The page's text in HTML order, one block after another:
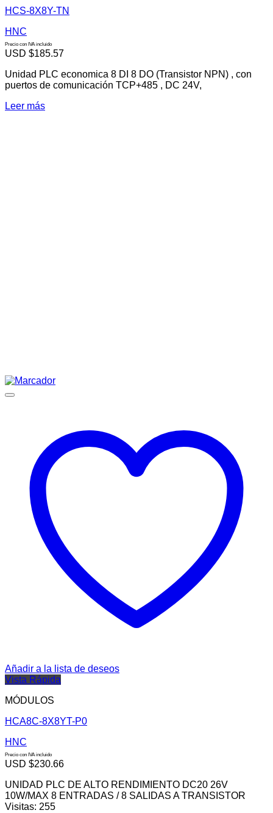
HCS-8X8Y-TN
HNC
Precio con IVA incluido
USD $185.57
Unidad PLC economica 8 DI 8 DO (Transistor NPN) , con
puertos de comunicación TCP+485 , DC 24V,
Leer más
Añadir a la lista de deseos
Vista Rápida
MÓDULOS
HCA8C-8X8YT-P0
HNC
Precio con IVA incluido
USD $230.66
UNIDAD PLC DE ALTO RENDIMIENTO DC20 26V
10W/MAX 8 ENTRADAS / 8 SALIDAS A TRANSISTOR
Visitas: 255